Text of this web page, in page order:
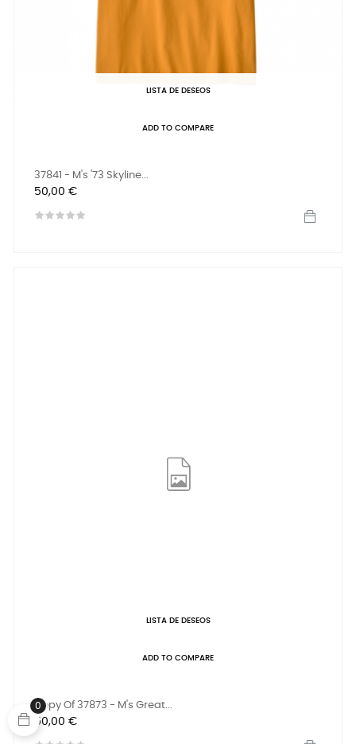
LISTA DE DESEOS
ADD TO COMPARE
37841 - M's '73 Skyline...
Precio
50,00 €
LISTA DE DESEOS
ADD TO COMPARE
Copy Of 37873 - M's Great...
Precio
50,00 €
0